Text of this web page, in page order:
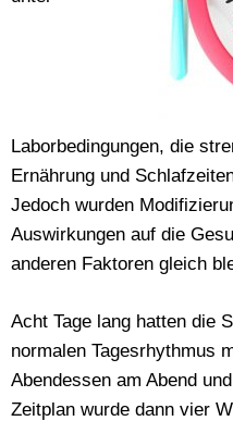
Laborbedingungen, die
Ernährung und
Jedoch wurden
Auswirkungen auf die
anderen Faktoren gleich
Acht Tage lang hatten die
normalen Tagesrhythmus
Abendessen am Abend
Zeitplan wurde dann vier